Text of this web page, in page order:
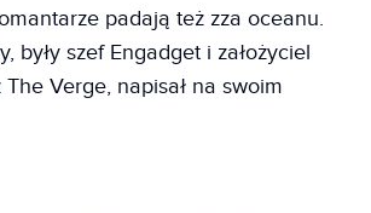
padają też zza oceanu.
były szef Engadget i założyciel
Verge, napisał na swoim